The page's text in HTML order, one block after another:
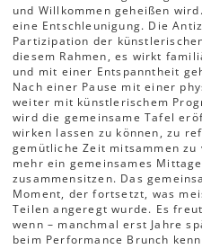
und Willkommen geheißen
eine Entschleunigung. Die
Partizipation der
diesem Rahmen, es wirkt
und mit einer Entspanntheit
Nach einer Pause mit einer
weiter mit künstlerischem
wird die gemeinsame Tafel
wirken lassen zu können, zu
gemütliche Zeit mitsammen
mehr ein gemeinsames
zusammensitzen. Das
Moment, der fortsetzt, was
Teilen angeregt wurde. Es
wenn – manchmal erst Jahre
beim Performance Brunch